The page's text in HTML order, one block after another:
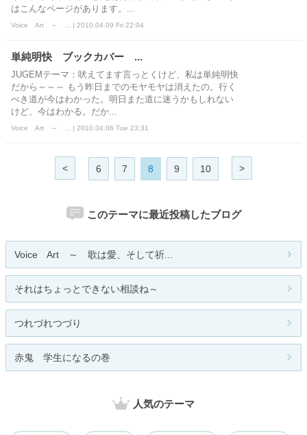
はこんなページがあります。...
Voice Art ～ ... | 2010.04.09 Fri 22:04
単純明快 ブックカバー ...
JUGEMテーマ：吠えてます言っとくけど、私は単純明快
だから～～～ もう昨日までのモヤモヤは消えたの。行く
べき道が今はわかった。明日また道に迷うかもしれない
けど、今はわかる。だか...
Voice Art ～ ... | 2010.04.06 Tue 23:31
< 6 7 8 9 10 >
このテーマに最近投稿したブログ
Voice Art ～ 歌は愛、そして祈...
それはちょっとできない相談ね～
つれづれつづり
赤鬼 学生になるの巻
人気のテーマ